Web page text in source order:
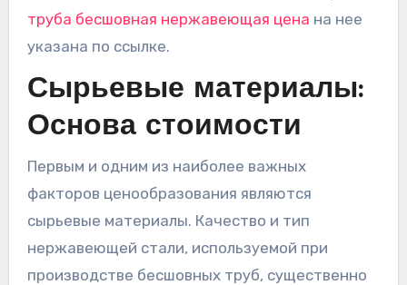
труба бесшовная нержавеющая цена на нее
указана по ссылке.
Сырьевые материалы:
Основа стоимости
Первым и одним из наиболее важных
факторов ценообразования являются
сырьевые материалы. Качество и тип
нержавеющей стали, используемой при
производстве бесшовных труб, существенно